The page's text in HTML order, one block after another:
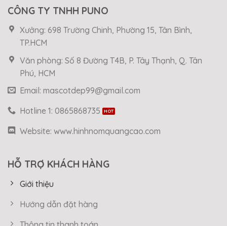
CÔNG TY TNHH PUNO
Xưởng: 698 Trường Chinh, Phường 15, Tân Bình,
TP.HCM
Văn phòng: Số 8 Đường T4B, P. Tây Thạnh, Q. Tân
Phú, HCM
Email: mascotdep99@gmail.com
Hotline 1: 0865868735
Website: www.hinhnomquangcao.com
HỖ TRỢ KHÁCH HÀNG
Giới thiệu
Hướng dẫn đặt hàng